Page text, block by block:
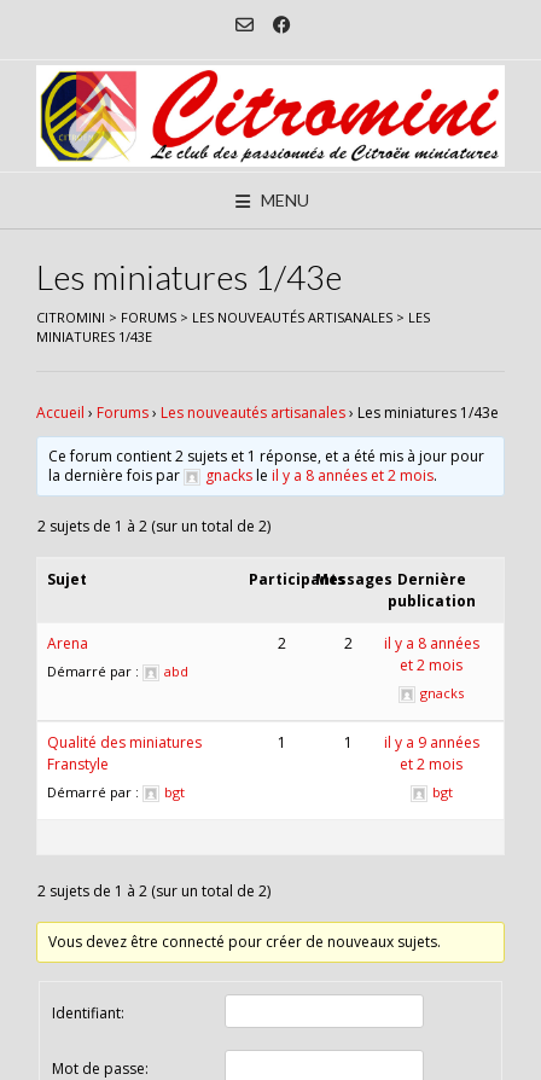
content
MENU
Les miniatures 1/43e
CITROMINI > FORUMS > LES NOUVEAUTÉS ARTISANALES > LES
MINIATURES 1/43E
Accueil › Forums› Les nouveautés artisanales› Les miniatures 1/43e
Ce forum contient 2 sujets et 1 réponse, et a été mis à jour pour
la dernière fois par
gnacksleil y a 8 années et 2 mois.
2 sujets de 1 à 2 (sur un total de 2)
Sujet ParticipantsMessages Dernière
publication
Arena
Démarré par : abd
2 2
il y a 8 années
et 2 mois
gnacks
Qualité des miniatures
Franstyle
Démarré par : bgt
1 1
il y a 9 années
et 2 mois
bgt
2 sujets de 1 à 2 (sur un total de 2)
Vous devez être connecté pour créer de nouveaux sujets.
Identifiant:
Mot de passe: